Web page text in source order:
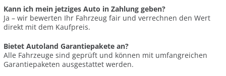
Kann ich mein jetziges Auto in Zahlung geben?
Ja – wir bewerten Ihr Fahrzeug fair und verrechnen den Wert
direkt mit dem Kaufpreis.
Bietet Autoland Garantiepakete an?
Alle Fahrzeuge sind geprüft und können mit umfangreichen
Garantiepaketen ausgestattet werden.